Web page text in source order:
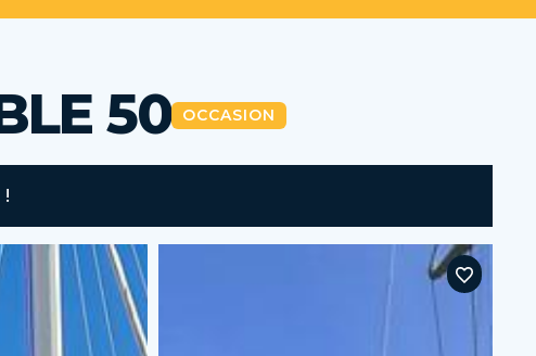
50 OCCASION